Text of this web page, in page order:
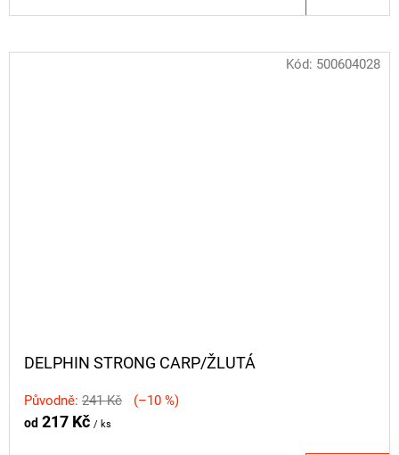
DELPHIN STRONG CARP/ŽLUTÁ
Původně: 241 Kč (–10 %)
od 217 Kč / ks
Kód: 500604028